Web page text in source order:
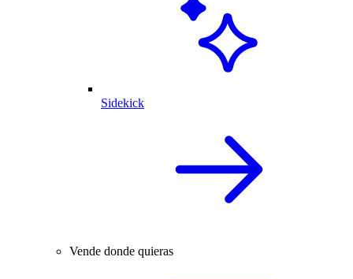
Sidekick
Vende donde quieras